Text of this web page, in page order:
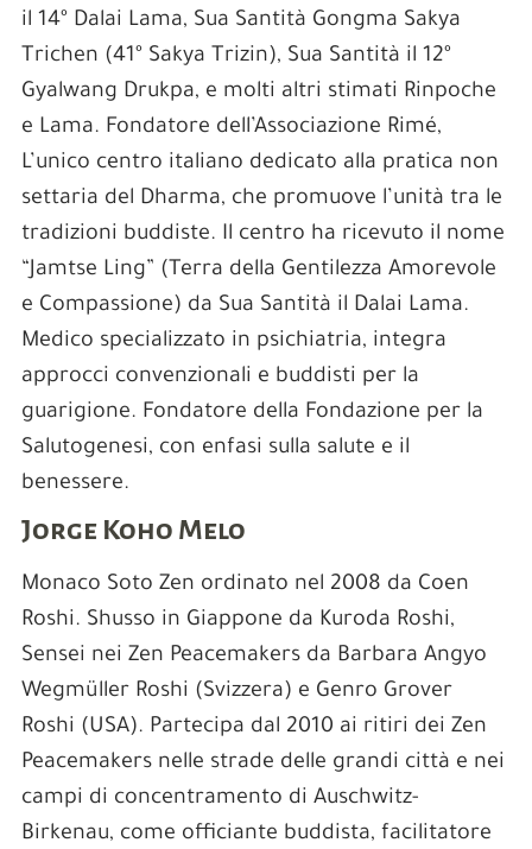
il 14º Dalai Lama, Sua Santità Gongma Sakya
Trichen (41º Sakya Trizin), Sua Santità il 12º
Gyalwang Drukpa, e molti altri stimati Rinpoche
e Lama. Fondatore dell’Associazione Rimé,
L’unico centro italiano dedicato alla pratica non
settaria del Dharma, che promuove l’unità tra le
tradizioni buddiste. Il centro ha ricevuto il nome
“Jamtse Ling” (Terra della Gentilezza Amorevole
e Compassione) da Sua Santità il Dalai Lama.
Medico specializzato in psichiatria, integra
approcci convenzionali e buddisti per la
guarigione. Fondatore della Fondazione per la
Salutogenesi, con enfasi sulla salute e il
benessere.
Jorge Koho Melo
Monaco Soto Zen ordinato nel 2008 da Coen
Roshi. Shusso in Giappone da Kuroda Roshi,
Sensei nei Zen Peacemakers da Barbara Angyo
Wegmüller Roshi (Svizzera) e Genro Grover
Roshi (USA). Partecipa dal 2010 ai ritiri dei Zen
Peacemakers nelle strade delle grandi città e nei
campi di concentramento di Auschwitz-
Birkenau, come officiante buddista, facilitatore